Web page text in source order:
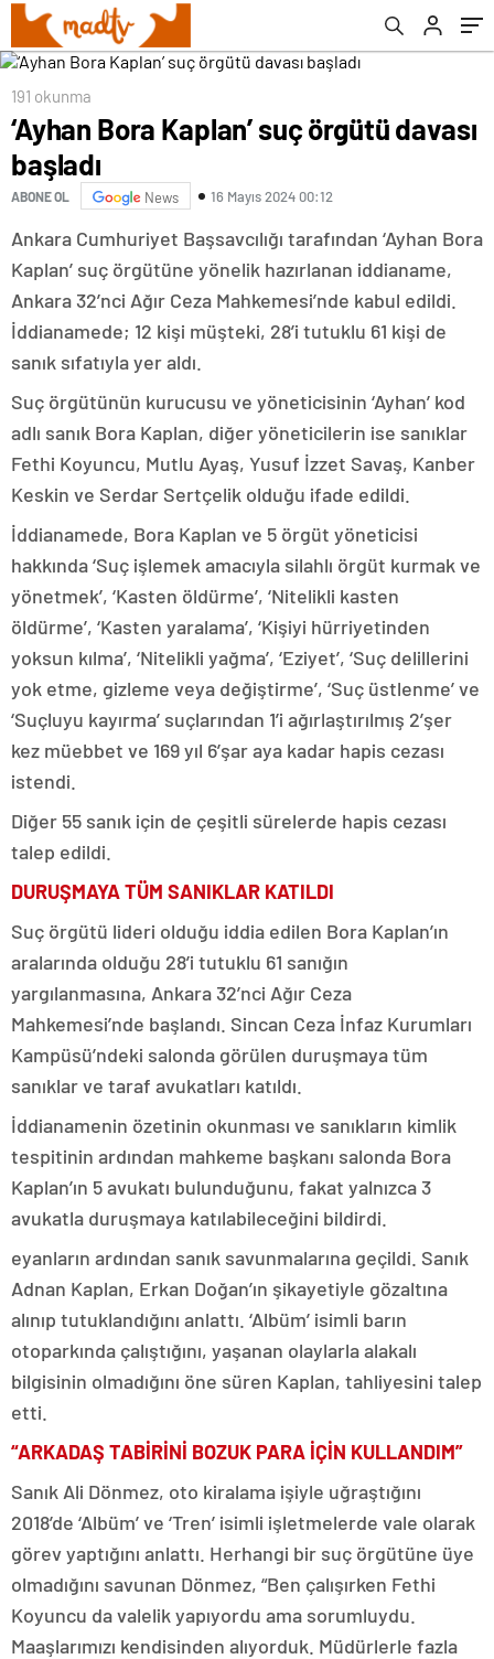
191 okunma
‘Ayhan Bora Kaplan’ suç örgütü davası
başladı
ABONE OL News 16 Mayıs 2024 00:12
Ankara Cumhuriyet Başsavcılığı tarafından ‘Ayhan Bora
Kaplan’ suç örgütüne yönelik hazırlanan iddianame,
Ankara 32’nci Ağır Ceza Mahkemesi’nde kabul edildi.
İddianamede; 12 kişi müşteki, 28’i tutuklu 61 kişi de
sanık sıfatıyla yer aldı.
Suç örgütünün kurucusu ve yöneticisinin ‘Ayhan’ kod
adlı sanık Bora Kaplan, diğer yöneticilerin ise sanıklar
Fethi Koyuncu, Mutlu Ayaş, Yusuf İzzet Savaş, Kanber
Keskin ve Serdar Sertçelik olduğu ifade edildi.
İddianamede, Bora Kaplan ve 5 örgüt yöneticisi
hakkında ‘Suç işlemek amacıyla silahlı örgüt kurmak ve
yönetmek’, ‘Kasten öldürme’, ‘Nitelikli kasten
öldürme’, ‘Kasten yaralama’, ‘Kişiyi hürriyetinden
yoksun kılma’, ‘Nitelikli yağma’, ‘Eziyet’, ‘Suç delillerini
yok etme, gizleme veya değiştirme’, ‘Suç üstlenme’ ve
‘Suçluyu kayırma’ suçlarından 1’i ağırlaştırılmış 2’şer
kez müebbet ve 169 yıl 6’şar aya kadar hapis cezası
istendi.
Diğer 55 sanık için de çeşitli sürelerde hapis cezası
talep edildi.
DURUŞMAYA TÜM SANIKLAR KATILDI
Suç örgütü lideri olduğu iddia edilen Bora Kaplan’ın
aralarında olduğu 28’i tutuklu 61 sanığın
yargılanmasına, Ankara 32’nci Ağır Ceza
Mahkemesi’nde başlandı. Sincan Ceza İnfaz Kurumları
Kampüsü’ndeki salonda görülen duruşmaya tüm
sanıklar ve taraf avukatları katıldı.
İddianamenin özetinin okunması ve sanıkların kimlik
tespitinin ardından mahkeme başkanı salonda Bora
Kaplan’ın 5 avukatı bulunduğunu, fakat yalnızca 3
avukatla duruşmaya katılabileceğini bildirdi.
eyanların ardından sanık savunmalarına geçildi. Sanık
Adnan Kaplan, Erkan Doğan’ın şikayetiyle gözaltına
alınıp tutuklandığını anlattı. ‘Albüm’ isimli barın
otoparkında çalıştığını, yaşanan olaylarla alakalı
bilgisinin olmadığını öne süren Kaplan, tahliyesini talep
etti.
“ARKADAŞ TABİRİNİ BOZUK PARA İÇİN KULLANDIM”
Sanık Ali Dönmez, oto kiralama işiyle uğraştığını
2018’de ‘Albüm’ ve ‘Tren’ isimli işletmelerde vale olarak
görev yaptığını anlattı. Herhangi bir suç örgütüne üye
olmadığını savunan Dönmez, “Ben çalışırken Fethi
Koyuncu da valelik yapıyordu ama sorumluydu.
Maaşlarımızı kendisinden alıyorduk. Müdürlerle fazla